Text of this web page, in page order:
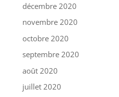
décembre 2020
novembre 2020
octobre 2020
septembre 2020
août 2020
juillet 2020